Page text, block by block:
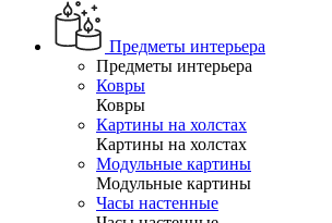
Предметы интерьера
Предметы интерьера
Ковры
Ковры
Картины на холстах
Картины на холстах
Модульные картины
Модульные картины
Часы настенные